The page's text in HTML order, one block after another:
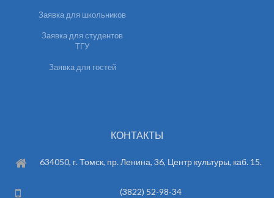
Заявка для школьников
Заявка для студентов
ТГУ
Заявка для гостей
КОНТАКТЫ
634050, г. Томск, пр. Ленина, 36, Центр культуры, каб. 15.
(3822) 52-98-34